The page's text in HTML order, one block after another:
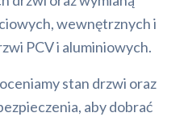
wewnętrznych i
PCV i aluminiowych.
stan drzwi oraz
aby dobrać